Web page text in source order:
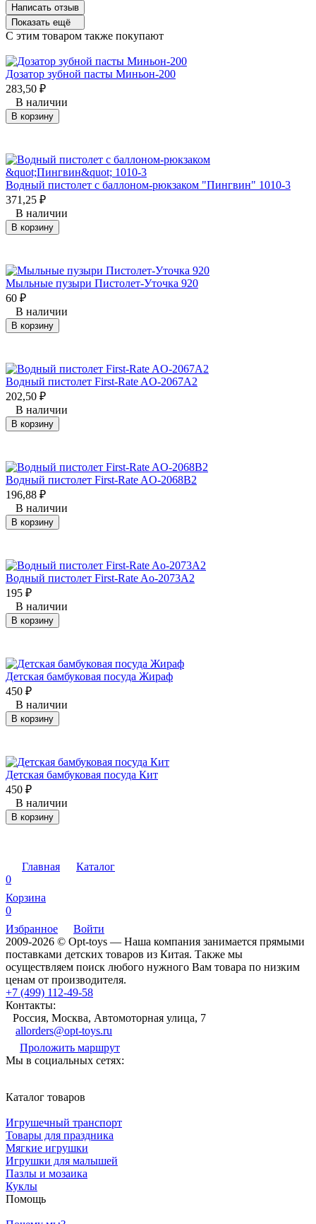
Написать отзыв
Показать ещё
C этим товаром также покупают
Дозатор зубной пасты Миньон-200
283,50 ₽
В наличии
В корзину
Водный пистолет с баллоном-рюкзаком "Пингвин" 1010-3
371,25 ₽
В наличии
В корзину
Мыльные пузыри Пистолет-Уточка 920
60 ₽
В наличии
В корзину
Водный пистолет First-Rate AO-2067A2
202,50 ₽
В наличии
В корзину
Водный пистолет First-Rate AO-2068B2
196,88 ₽
В наличии
В корзину
Водный пистолет First-Rate Ao-2073A2
195 ₽
В наличии
В корзину
Детская бамбуковая посуда Жираф
450 ₽
В наличии
В корзину
Детская бамбуковая посуда Кит
450 ₽
В наличии
В корзину
Главная
Каталог
0
Корзина
0
Избранное
Войти
2009-2026 © Opt-toys — Наша компания занимается прямыми
поставками детских товаров из Китая. Также мы
осуществляем поиск любого нужного Вам товара по низким
ценам от производителя.
+7 (499) 112-49-58
Контакты:
Россия, Москва, Автомоторная улица, 7
allorders@opt-toys.ru
Проложить маршрут
Мы в социальных сетях:
Каталог товаров
Игрушечный транспорт
Товары для праздника
Мягкие игрушки
Игрушки для малышей
Пазлы и мозаика
Куклы
Помощь